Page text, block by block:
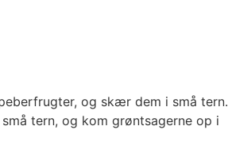
og skær dem i små tern.
tern, og kom grøntsagerne op i